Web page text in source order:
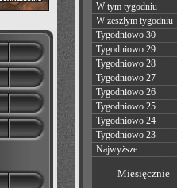
W tym tygodniu
W zeszłym tygodniu
Tygodniowo 30
Tygodniowo 29
Tygodniowo 28
Tygodniowo 27
Tygodniowo 26
Tygodniowo 25
Tygodniowo 24
Tygodniowo 23
Najwyższe
Miesięcznie